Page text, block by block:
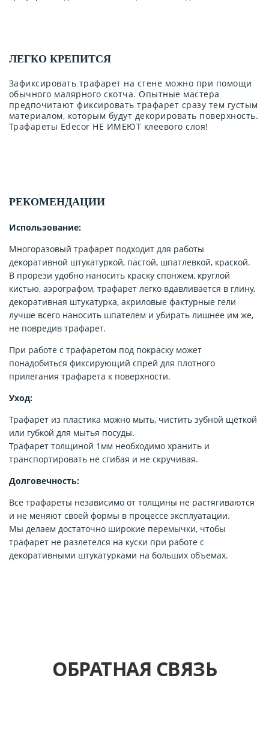
ЛЕГКО КРЕПИТСЯ
Зафиксировать трафарет на стене можно при помощи
обычного малярного скотча. Опытные мастера
предпочитают фиксировать трафарет сразу тем густым
материалом, которым будут декорировать поверхность.
Трафареты Edecor НЕ ИМЕЮТ клеевого слоя!
РЕКОМЕНДАЦИИ
Использование:
Многоразовый трафарет подходит для работы
декоративной штукатуркой, пастой, шпатлевкой, краской.
В прорези удобно наносить краску спонжем, круглой
кистью, аэрографом, трафарет легко вдавливается в глину,
декоративная штукатурка, акриловые фактурные гели
лучше всего наносить шпателем и убирать лишнее им же,
не повредив трафарет.
При работе с трафаретом под покраску может
понадобиться фиксирующий спрей для плотного
прилегания трафарета к поверхности.
Уход:
Трафарет из пластика можно мыть, чистить зубной щёткой
или губкой для мытья посуды.
Трафарет толщиной 1мм необходимо хранить и
транспортировать не сгибая и не скручивая.
Долговечность:
Все трафареты независимо от толщины не растягиваются
и не меняют своей формы в процессе эксплуатации.
Мы делаем достаточно широкие перемычки, чтобы
трафарет не разлетелся на куски при работе с
декоративными штукатурками на больших объемах.
ОБРАТНАЯ СВЯЗЬ